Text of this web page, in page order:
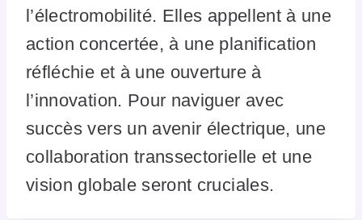
l’électromobilité. Elles appellent à une
action concertée, à une planification
réfléchie et à une ouverture à
l’innovation. Pour naviguer avec
succès vers un avenir électrique, une
collaboration transsectorielle et une
vision globale seront cruciales.